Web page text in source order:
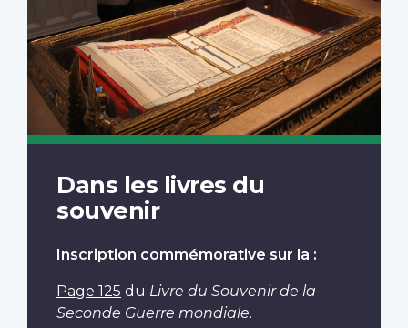
Dans les livres du
souvenir
Inscription commémorative sur la :
Page 125 du Livre du Souvenir de la
Seconde Guerre mondiale.